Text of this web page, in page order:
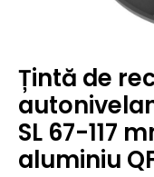
Țintă de
SL 67-117
aluminiu